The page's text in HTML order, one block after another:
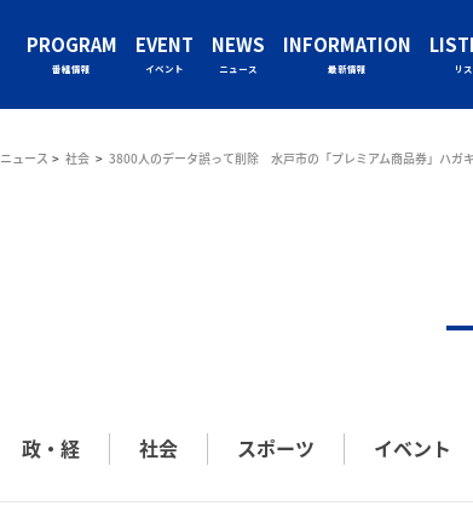
PROGRAM
番組情報
EVENT
イベント
NEWS
ニュース
INFORMATION
最新情報 リ
ニュース 社会 3800人のデータ誤って削除 水戸市の「プレミアム商品券」ハガ
政・経 社会 スポーツ イベント